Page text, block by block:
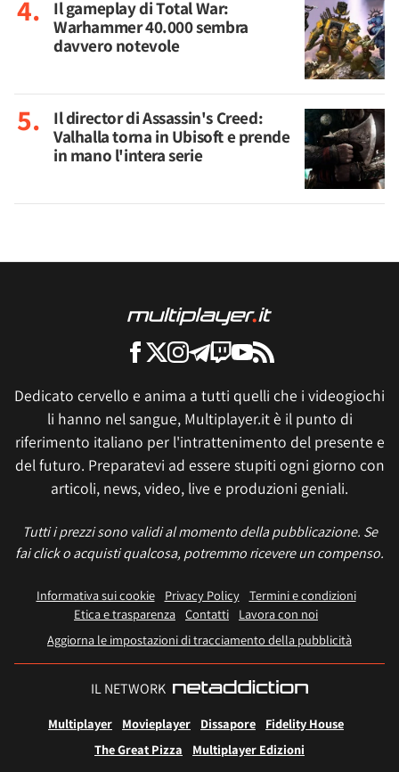
Il gameplay di Total War:
Warhammer 40.000 sembra
davvero notevole
Il director di Assassin's Creed:
Valhalla torna in Ubisoft e prende
in mano l'intera serie
Dedicato cervello e anima a tutti quelli che i videogiochi
li hanno nel sangue, Multiplayer.it è il punto di
riferimento italiano per l'intrattenimento del presente e
del futuro. Preparatevi ad essere stupiti ogni giorno con
articoli, news, video, live e produzioni geniali.
Tutti i prezzi sono validi al momento della pubblicazione. Se
fai click o acquisti qualcosa, potremmo ricevere un compenso.
Informativa sui cookie Privacy Policy
Termini e condizioni
Etica e trasparenza Contatti
Lavora con noi
Aggiorna le impostazioni di tracciamento della pubblicità
IL NETWORK
Multiplayer Movieplayer Dissapore
Fidelity House
The Great Pizza
Multiplayer Edizioni